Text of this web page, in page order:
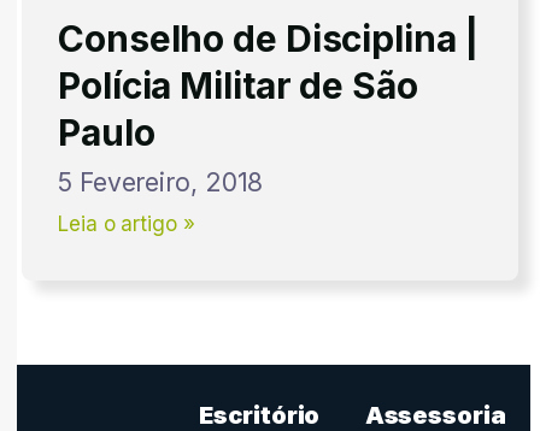
Conselho de Disciplina |
Polícia Militar de São
Paulo
5 Fevereiro, 2018
Leia o artigo »
Escritório Assessoria